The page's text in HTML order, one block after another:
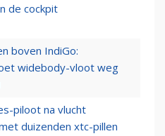
de cockpit
boven IndiGo:
widebody-vloot weg
piloot na vlucht
duizenden xtc-pillen